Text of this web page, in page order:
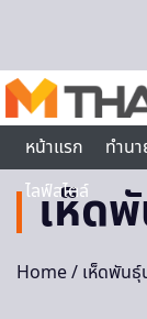
หน้าแรก ทำน
ไลฟ์สไตล์
เห็ด
Home/ เห็ดพันธุ์